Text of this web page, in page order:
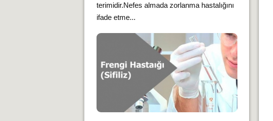
terimidir.Nefes almada zorlanma hastalığını
ifade etme...